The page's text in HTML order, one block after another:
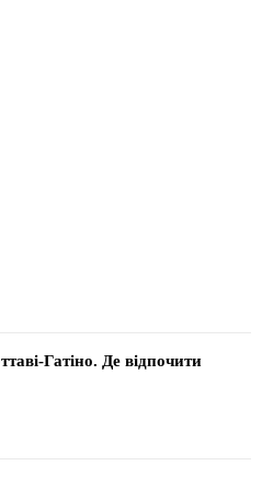
Гатіно. Де відпочити